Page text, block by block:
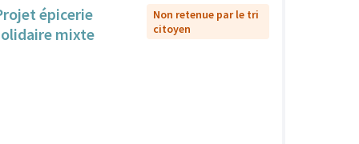
épicerie
mixte
Non retenue par le tri
citoyen